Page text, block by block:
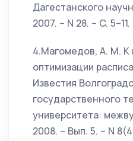
Дагестанского
2007. – N 28. – C. 5–11.
4.Магомедов, А. М. К
оптимизации
Известия
государственного
университета:
2008. – Вып. 5. – N